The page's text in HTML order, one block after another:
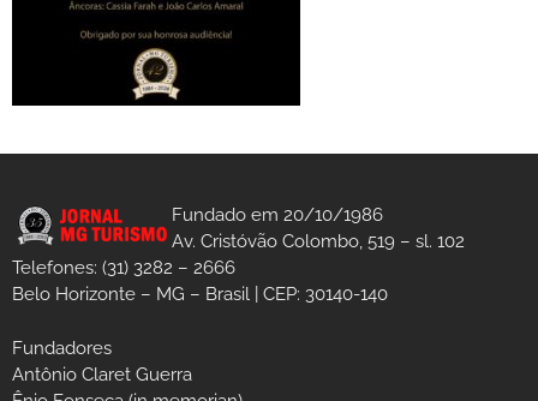
Fundado em 20/10/1986
Av. Cristóvão Colombo, 519 – sl. 102
Telefones: (31) 3282 – 2666
Belo Horizonte – MG – Brasil | CEP: 30140-140
Fundadores
Antônio Claret Guerra